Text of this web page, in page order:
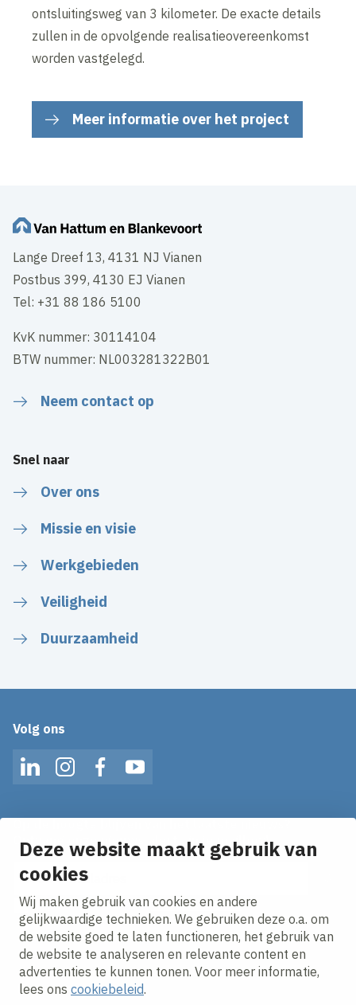
Deze website maakt gebruik van
cookies
Wij maken gebruik van cookies en andere
gelijkwaardige technieken. We gebruiken deze o.a. om
de website goed te laten functioneren, het gebruik van
de website te analyseren en relevante content en
advertenties te kunnen tonen. Voor meer informatie,
lees ons cookiebeleid.
ontsluitingsweg van 3 kilometer. De exacte details
zullen in de opvolgende realisatieovereenkomst
worden vastgelegd.
Meer informatie over het project
Lange Dreef 13, 4131 NJ Vianen
Postbus 399, 4130 EJ Vianen
Tel: +31 88 186 5100
KvK nummer: 30114104
BTW nummer: NL003281322B01
Neem contact op
Snel naar
Over ons
Missie en visie
Werkgebieden
Veiligheid
Duurzaamheid
Volg ons
LinkedInInstagramFacebookYouTube
Ontvang onze nieuws alerts in je mailbox!
E-mailadres
Ik ga akkoord met hetprivacy statement.